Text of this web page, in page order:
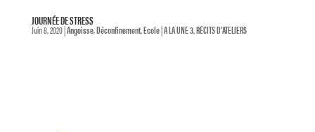
JOURNÉE DE STRESS
Juin 8, 2020|Angoisse,Déconfinement,Ecole|A LA UNE 3,RÉCITS D'ATELIERS